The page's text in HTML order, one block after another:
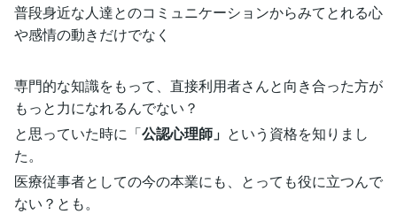
普段身近な人達とのコミュニケーションからみてとれる心
や感情の動きだけでなく
専門的な知識をもって、直接利用者さんと向き合った方が
もっと力になれるんでない？
と思っていた時に「公認心理師」 という資格を知りまし
た。
医療従事者としての今の本業にも、とっても役に立つんで
ない？とも。